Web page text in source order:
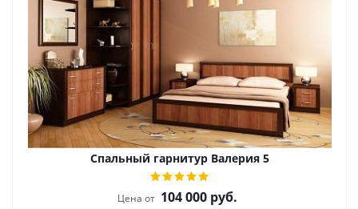
Спальный гарнитур Валерия 5
Цена от 104 000руб.